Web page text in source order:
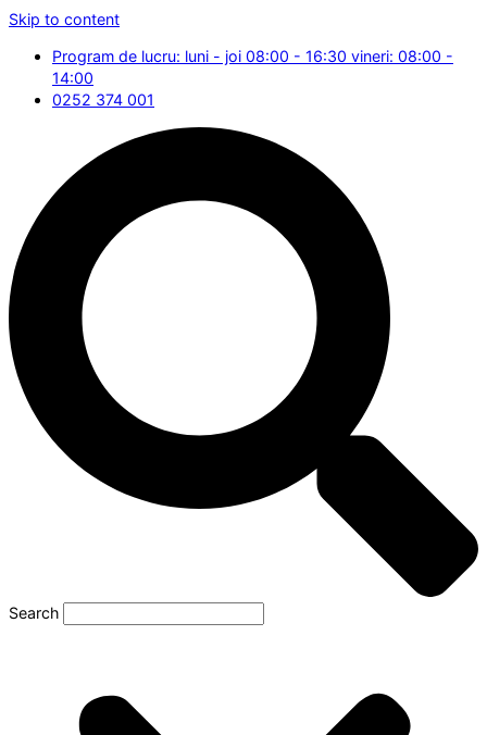
Skip to content
Program de lucru: luni - joi 08:00 - 16:30 vineri: 08:00 -
14:00
0252 374 001
Search